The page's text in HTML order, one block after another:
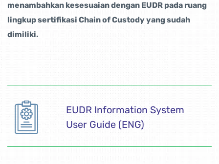
menambahkan kesesuaian dengan EUDR pada ruang
lingkup sertifikasi Chain of Custody yang sudah
dimiliki.
EUDR Information System
User Guide (ENG)